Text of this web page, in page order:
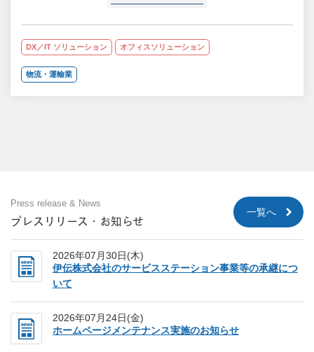
DX／IT ソリューション オフィスソリューション
物流・運輸業
Press release & News
プレスリリース・お知らせ
一覧へ
2026年07月30日(木)
伊伝株式会社のサービスステーション事業等の承継につ
いて
2026年07月24日(金)
ホームページメンテナンス実施のお知らせ